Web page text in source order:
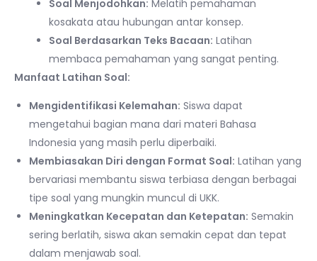
Soal Menjodohkan: Melatih pemahaman
kosakata atau hubungan antar konsep.
Soal Berdasarkan Teks Bacaan: Latihan
membaca pemahaman yang sangat penting.
Manfaat Latihan Soal:
Mengidentifikasi Kelemahan: Siswa dapat
mengetahui bagian mana dari materi Bahasa
Indonesia yang masih perlu diperbaiki.
Membiasakan Diri dengan Format Soal: Latihan yang
bervariasi membantu siswa terbiasa dengan berbagai
tipe soal yang mungkin muncul di UKK.
Meningkatkan Kecepatan dan Ketepatan: Semakin
sering berlatih, siswa akan semakin cepat dan tepat
dalam menjawab soal.